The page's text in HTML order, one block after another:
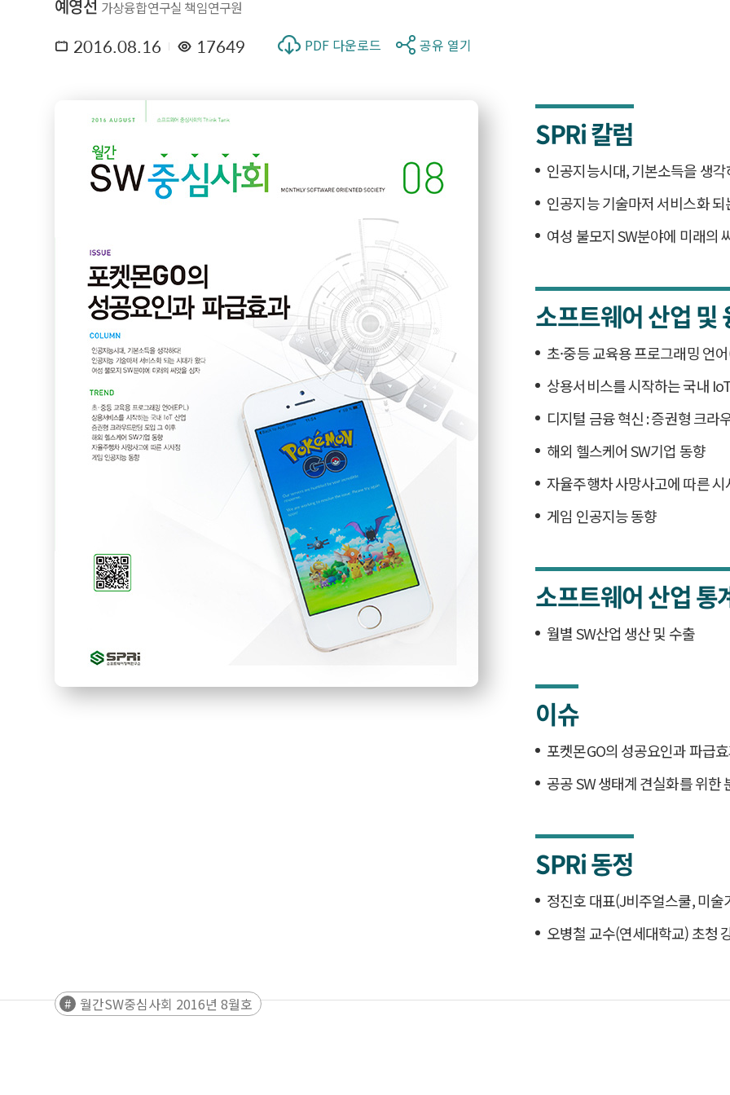
예영선 가상융합연구실 책임연구원
2016.08.16 17649 PDF 다운로드 공유 열기
SPRi 칼럼
인공지능시대, 기본소득을 생
인공지능 기술마저 서비스화
여성 불모지 SW분야에 미래의
소프트웨어 산업 및
초·중등 교육용 프로그래밍 언
상용서비스를 시작하는 국내
디지털 금융 혁신 : 증권형 크라
해외 헬스케어 SW기업 동향
자율주행차 사망사고에 따른 시
게임 인공지능 동향
소프트웨어 산업 통
월별 SW산업 생산 및 수출
이슈
포켓몬GO의 성공요인과 파급
공공 SW 생태계 견실화를 위한
SPRi 동정
정진호 대표(J비주얼스쿨, 미술
오병철 교수(연세대학교) 초청
월간SW중심사회 2016년 8월호